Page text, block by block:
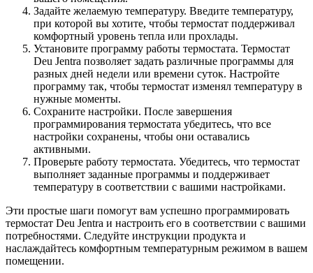
Задайте желаемую температуру. Введите температуру,
при которой вы хотите, чтобы термостат поддерживал
комфортный уровень тепла или прохлады.
Установите программу работы термостата. Термостат
Deu Jentra позволяет задать различные программы для
разных дней недели или времени суток. Настройте
программу так, чтобы термостат изменял температуру в
нужные моменты.
Сохраните настройки. После завершения
программирования термостата убедитесь, что все
настройки сохранены, чтобы они оставались
активными.
Проверьте работу термостата. Убедитесь, что термостат
выполняет заданные программы и поддерживает
температуру в соответствии с вашими настройками.
Эти простые шаги помогут вам успешно программировать
термостат Deu Jentra и настроить его в соответствии с вашими
потребностями. Следуйте инструкции продукта и
наслаждайтесь комфортным температурным режимом в вашем
помещении.